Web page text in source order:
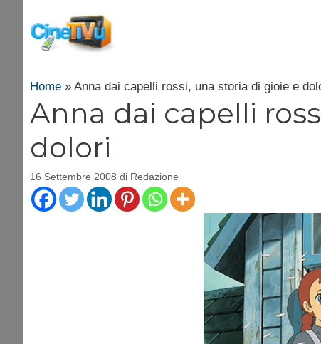
contenuto
Home » Anna dai capelli rossi, una storia di gioie e
Anna dai capelli
dolori
16 Settembre 2008 di Redazione